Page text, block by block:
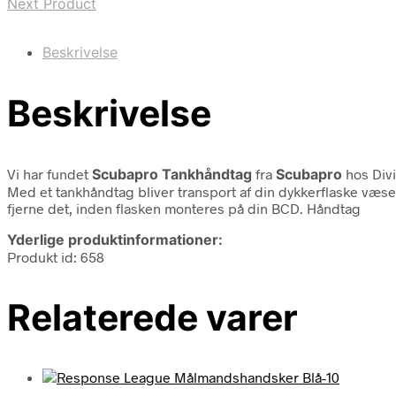
Beskrivelse
Beskrivelse
Vi har fundet Scubapro Tankhåndtag fra Scubapro hos
Med et tankhåndtag bliver transport af din dykkerflaske
fjerne det, inden flasken monteres på din BCD. Håndtag
Yderlige produktinformationer:
Produkt id: 658
Relaterede varer